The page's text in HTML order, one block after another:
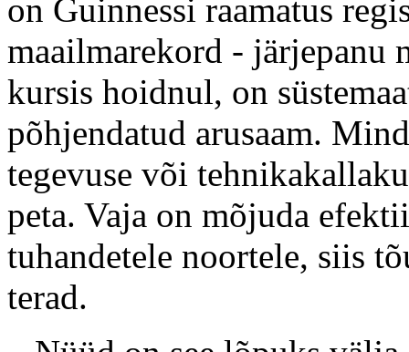
on Guinnessi raamatus
maailmarekord - järjepanu
kursis hoidnul, on
põhjendatud arusaam.
tegevuse või
peta. Vaja on mõjuda
tuhandetele noortele, siis
terad.